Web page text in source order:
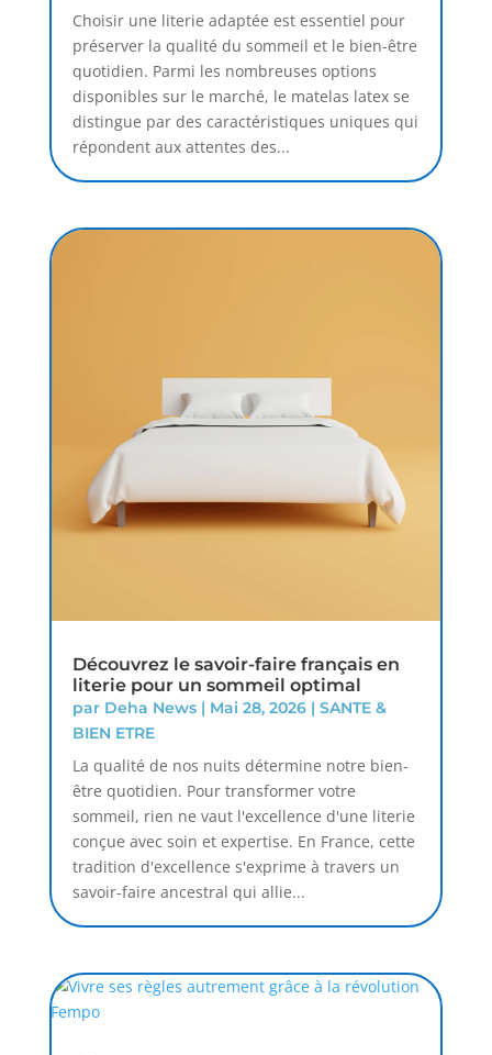
Choisir une literie adaptée est essentiel pour
préserver la qualité du sommeil et le bien-être
quotidien. Parmi les nombreuses options
disponibles sur le marché, le matelas latex se
distingue par des caractéristiques uniques qui
répondent aux attentes des...
Découvrez le savoir-faire français en
literie pour un sommeil optimal
par Deha News| Mai 28, 2026| SANTE &
BIEN ETRE
La qualité de nos nuits détermine notre bien-
être quotidien. Pour transformer votre
sommeil, rien ne vaut l'excellence d'une literie
conçue avec soin et expertise. En France, cette
tradition d'excellence s'exprime à travers un
savoir-faire ancestral qui allie...